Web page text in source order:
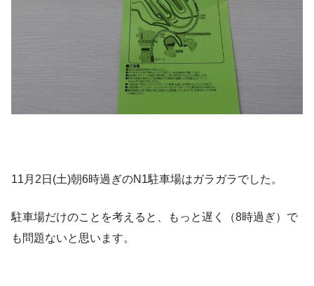
11月2日(土)朝6時過ぎのN1駐車場はガラガラでした。
駐車場だけのことを考えると、もっと遅く（8時過ぎ）で
も問題ないと思います。